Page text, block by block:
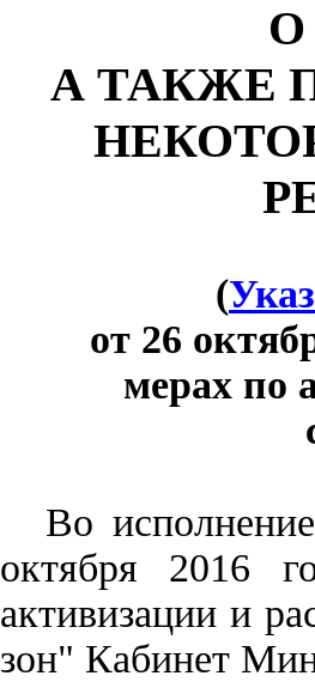
А ТАКЖЕ
(Указ
от 26
мерах по
Во
октября 2016
активизации и
зон" Кабинет